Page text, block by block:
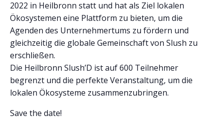
2022 in Heilbronn statt und hat als Ziel lokalen
Ökosystemen eine Plattform zu bieten, um die
Agenden des Unternehmertums zu fördern und
gleichzeitig die globale Gemeinschaft von Slush zu
erschließen.
Die Heilbronn Slush’D ist auf 600 Teilnehmer
begrenzt und die perfekte Veranstaltung, um die
lokalen Ökosysteme zusammenzubringen.
Save the date!